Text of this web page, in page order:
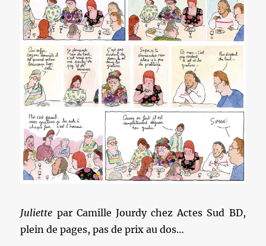
Juliette par Camille Jourdy chez Actes Sud BD,
plein de pages, pas de prix au dos…